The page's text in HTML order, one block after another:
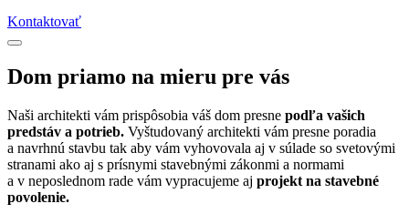
Kontaktovať
Dom priamo na mieru pre vás
Naši architekti vám prispôsobia váš dom presne podľa vašich
predstáv a potrieb. Vyštudovaný architekti vám presne poradia
a navrhnú stavbu tak aby vám vyhovovala aj v súlade so svetovými
stranami ako aj s prísnymi stavebnými zákonmi a normami
a v neposlednom rade vám vypracujeme aj projekt na stavebné
povolenie.